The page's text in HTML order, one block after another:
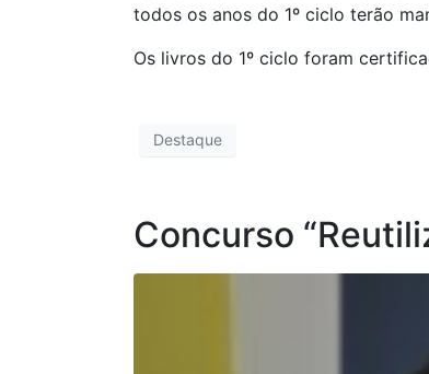
todos os anos do 1º ciclo terão
Os livros do 1º ciclo foram
Destaque
Concurso